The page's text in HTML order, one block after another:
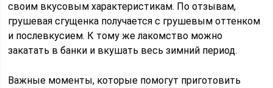
своим вкусовым характеристикам. По отзывам,
грушевая сгущенка получается с грушевым оттенком
и послевкусием. К тому же лакомство можно
закатать в банки и вкушать весь зимний период.
Важные моменты, которые помогут приготовить